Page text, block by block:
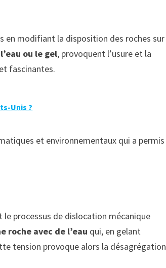
en modifiant la disposition des roches sur
ou le gel, provoquent l’usure et la
fascinantes.
Unis ?
et environnementaux qui a permis
processus de dislocation mécanique
roche avec de l’eau qui, en gelant
tension provoque alors la désagrégation